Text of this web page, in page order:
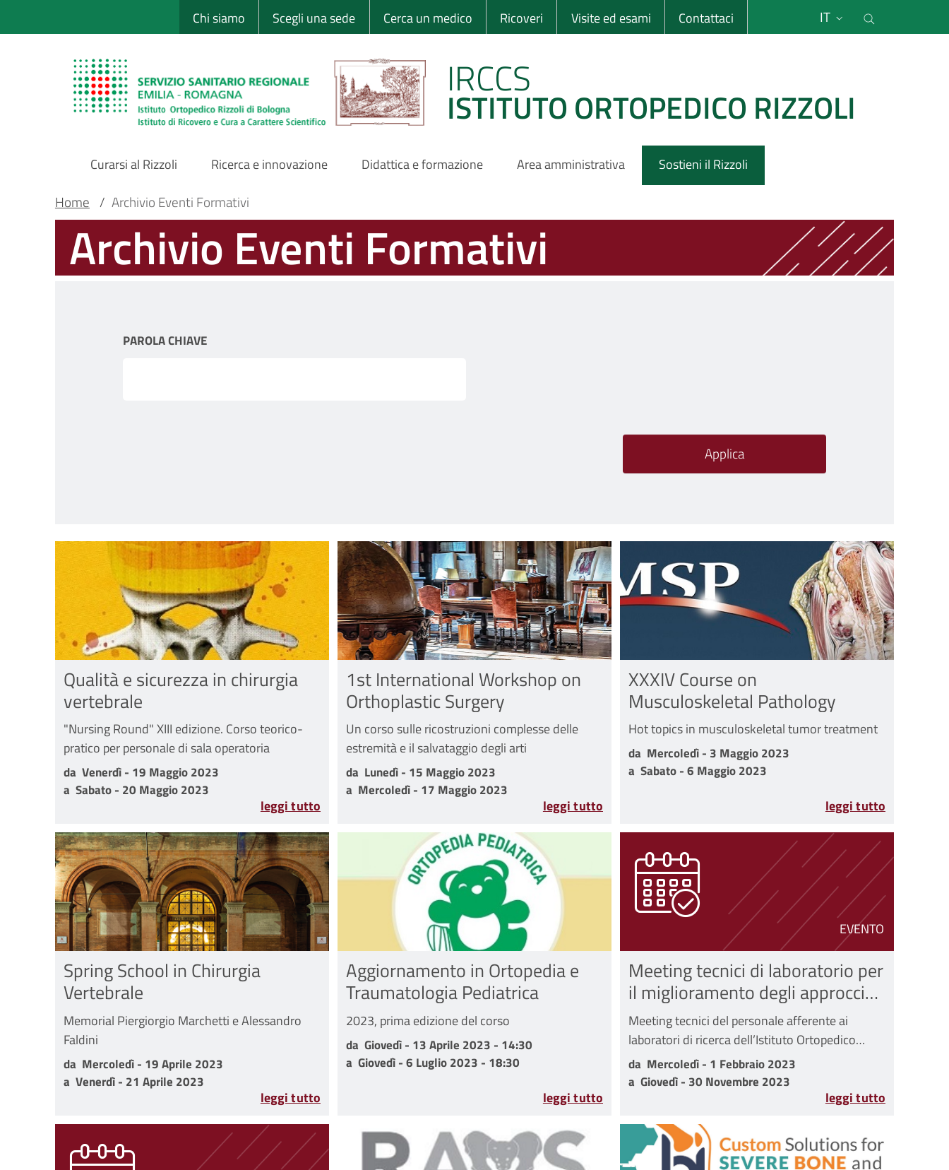
al
Sito Web Istituto Ortopedico Rizzoli
Chi siamo Scegli una sede Cerca un medico Ricoveri Visite ed esami Contattaci IT
IRCCS
ISTITUTO ORTOPEDICO RIZZOLI
Main
Navigation
Curarsi al Rizzoli Ricerca e innovazione Didattica e formazione Area amministrativa Sostieni il Rizzoli
Main container
Briciole
Home / Archivio Eventi Formativi
Archivio Eventi Formativi
PAROLA CHIAVE
Qualità e sicurezza in chirurgia
vertebrale
"Nursing Round" XIII edizione. Corso teorico-
pratico per personale di sala operatoria
da Venerdì - 19 Maggio 2023 a Sabato - 20 Maggio 2023
da Venerdì - 19 Maggio 2023
a Sabato - 20 Maggio 2023
leggi tutto
1st International Workshop on
Orthoplastic Surgery
Un corso sulle ricostruzioni complesse delle
estremità e il salvataggio degli arti
da Lunedì - 15 Maggio 2023 a Mercoledì - 17 Maggio 2023
da Lunedì - 15 Maggio 2023
a Mercoledì - 17 Maggio 2023
leggi tutto
XXXIV Course on
Musculoskeletal Pathology
Hot topics in musculoskeletal tumor treatment
da Mercoledì - 3 Maggio 2023 a Sabato - 6 Maggio 2023
da Mercoledì - 3 Maggio 2023
a Sabato - 6 Maggio 2023
leggi tutto
Spring School in Chirurgia
Vertebrale
Memorial Piergiorgio Marchetti e Alessandro
Faldini
da Mercoledì - 19 Aprile 2023 a Venerdì - 21 Aprile 2023
da Mercoledì - 19 Aprile 2023
a Venerdì - 21 Aprile 2023
leggi tutto
Aggiornamento in Ortopedia e
Traumatologia Pediatrica
2023, prima edizione del corso
da Giovedì - 13 Aprile 2023 - 14:30 a Giovedì - 6 Luglio 2023 - 18:30
da Giovedì - 13 Aprile 2023 - 14:30
a Giovedì - 6 Luglio 2023 - 18:30
leggi tutto
EVENTO
Meeting tecnici di laboratorio per
il miglioramento degli approcci
sperimentali
Meeting tecnici del personale afferente ai
laboratori di ricerca dell’Istituto Ortopedico
Rizzoli su tematiche inerenti all'oncologia
muscoloscheletrica
da Mercoledì - 1 Febbraio 2023 a Giovedì - 30 Novembre
da Mercoledì - 1 Febbraio 2023
a Giovedì - 30 Novembre 2023
leggi tutto